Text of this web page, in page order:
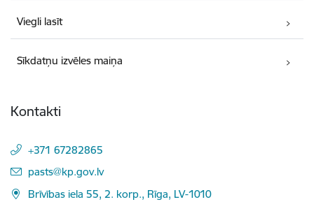
Viegli lasīt
Sīkdatņu izvēles maiņa
Kontakti
+371 67282865
E-pasts:
pasts@kp.gov.lv
Brīvības iela 55, 2. korp., Rīga, LV-1010